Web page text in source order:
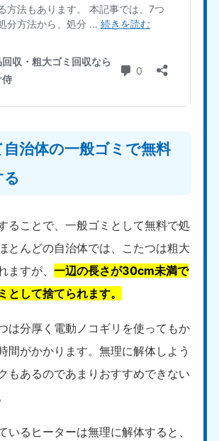
治体の一般ゴミで無料
ることで、一般ゴミとして無料で処
とんどの自治体では、こたつは粗大
ますが、一辺の長さが30cm未満で
として捨てられます。
は分厚く電動ノコギリを使ってもか
間がかかります。無理に解体しよう
もあるのであまりおすすめできない
いるヒーターは無理に解体すると、
中無休
神奈川県
9:00〜19:00 年中無休
5270
中無休
茨城県
050-1881-5269
9:00〜19:00 年中無休
中無休
中部